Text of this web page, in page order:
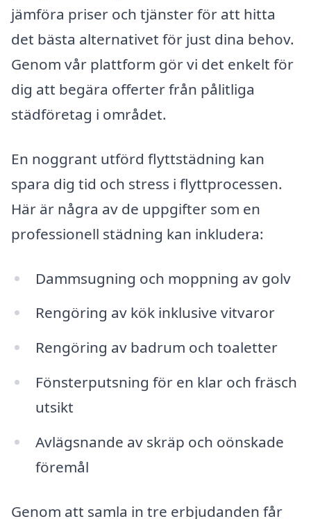
jämföra priser och tjänster för att hitta
det bästa alternativet för just dina behov.
Genom vår plattform gör vi det enkelt för
dig att begära offerter från pålitliga
städföretag i området.
En noggrant utförd flyttstädning kan
spara dig tid och stress i flyttprocessen.
Här är några av de uppgifter som en
professionell städning kan inkludera:
Dammsugning och moppning av golv
Rengöring av kök inklusive vitvaror
Rengöring av badrum och toaletter
Fönsterputsning för en klar och fräsch
utsikt
Avlägsnande av skräp och oönskade
föremål
Genom att samla in tre erbjudanden får